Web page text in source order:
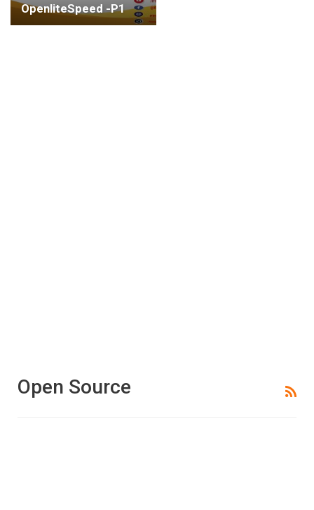
OpenliteSpeed -P1
Open Source